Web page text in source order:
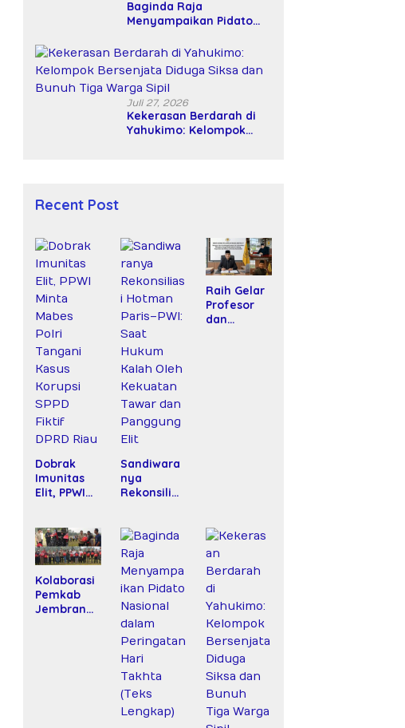
Baginda Raja
Menyampaikan Pidato
Peringatan Hari Takhta
(Teks Lengkap)
Juli 27, 2026
Kekerasan Berdarah di
Yahukimo: Kelompok
Recent Post
Dobrak
Imunitas
Elit, PPWI
Tangani
Kasus
Korupsi
SPPD Fiktif
DPRD Riau
Sandiwara
nya
Rekonsilias
Saat
Hukum
Kalah Oleh
Kekuatan
Tawar dan
Panggung
Elit
Raih Gelar
Profesor
dan
Kolaborasi
Pemkab
Jembrana